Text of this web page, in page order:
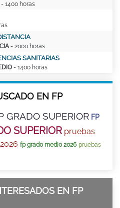
- 1400 horas
- 2000 horas
SANITARIAS
- 1400 horas
EN FP
GRADO SUPERIOR FP
SUPERIOR pruebas
fp grado medio 2026 pruebas
EN FP